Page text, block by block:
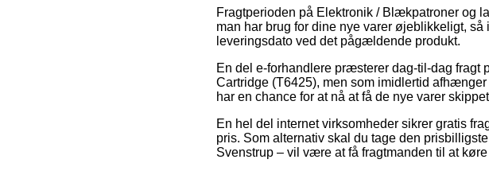
Fragtperioden på Elektronik / Blækpatroner og
man har brug for dine nye varer øjeblikkeligt,
leveringsdato ved det pågældende produkt.
En del e-forhandlere præsterer dag-til-dag fragt
Cartridge (T6425), men som imidlertid
har en chance for at nå at få de nye varer
En hel del internet virksomheder sikrer gratis
pris. Som alternativ skal du tage den
Svenstrup – vil være at få fragtmanden til at